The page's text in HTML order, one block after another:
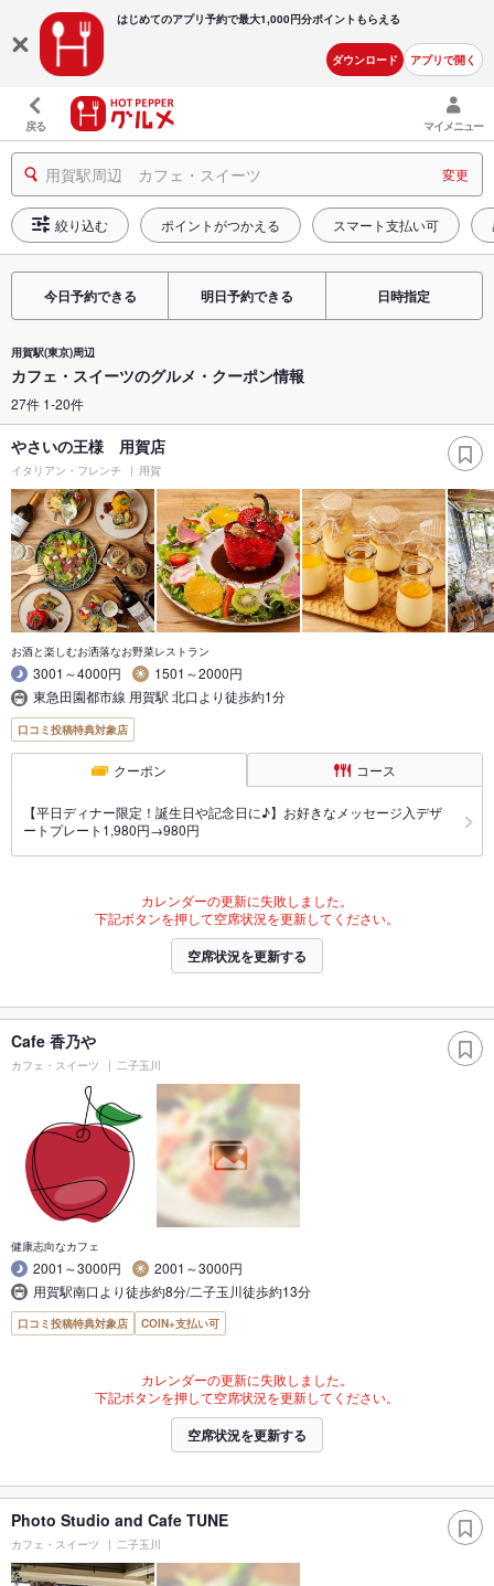
はじめてのアプリ予約で最大1,000円分ポイントもらえる
ダウンロード アプリで開く
戻る マイメニュー
用賀駅周辺 カフェ・スイーツ 変更
絞り込む ポイントがつかえる スマート支払い可
今日予約できる 明日予約できる 日時指定
用賀駅(東京)周辺
カフェ・スイーツのグルメ・クーポン情報
27件 1-20件
やさいの王様 用賀店
イタリアン・フレンチ 用賀
お酒と楽しむお洒落なお野菜レストラン
3001～4000円
1501～2000円
東急田園都市線 用賀駅 北口より徒歩約1分
口コミ投稿特典対象店
クーポン コース
【平日ディナー限定！誕生日や記念日に♪】お好きなメッセージ入デザ
ートプレート1,980円→980円
カレンダーの更新に失敗しました。
下記ボタンを押して空席状況を更新してください。
空席状況を更新する
Cafe 香乃や
カフェ・スイーツ 二子玉川
健康志向なカフェ
2001～3000円
2001～3000円
用賀駅南口より徒歩約8分/二子玉川徒歩約13分
口コミ投稿特典対象店 COIN+支払い可
カレンダーの更新に失敗しました。
下記ボタンを押して空席状況を更新してください。
空席状況を更新する
Photo Studio and Cafe TUNE
カフェ・スイーツ 二子玉川